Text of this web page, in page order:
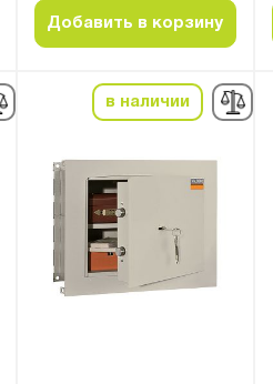
Добавить в корзину
в наличии